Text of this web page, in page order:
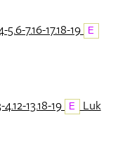
7.16-17.18-19 E
13.18-19 E
Luk